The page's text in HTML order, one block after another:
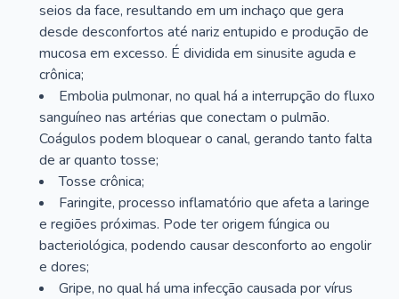
seios da face, resultando em um inchaço que gera
desde desconfortos até nariz entupido e produção de
mucosa em excesso. É dividida em sinusite aguda e
crônica;
Embolia pulmonar, no qual há a interrupção do fluxo
sanguíneo nas artérias que conectam o pulmão.
Coágulos podem bloquear o canal, gerando tanto falta
de ar quanto tosse;
Tosse crônica;
Faringite, processo inflamatório que afeta a laringe
e regiões próximas. Pode ter origem fúngica ou
bacteriológica, podendo causar desconforto ao engolir
e dores;
Gripe, no qual há uma infecção causada por vírus